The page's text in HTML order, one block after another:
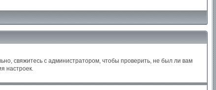
свяжитесь с администратором, чтобы проверить, не был ли вам
настроек.